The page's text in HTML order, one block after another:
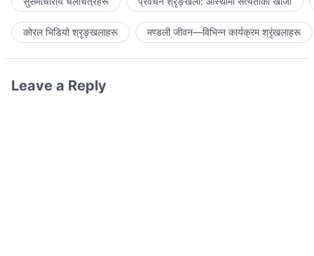
कोरल भिडियो श्रृङ्खलाहरू मण्डली जीवन—विभिन्‍न कार्यक्रम श्रृंखलाहरू
Leave a Reply